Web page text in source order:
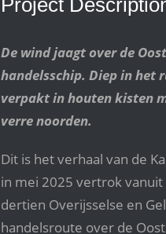
Project
De wind jaagt over de
handelsschip. Diep in het
verpakt in houten kisten
verre noorden.
Dit is het verhaal van de
in mei 2025 vertrok
dertien Overijsselse en
handelsroute over de